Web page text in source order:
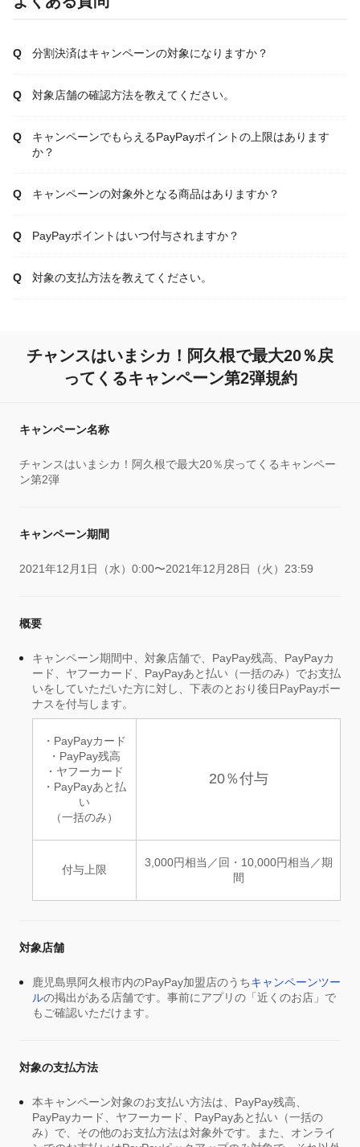
分割決済はキャンペーンの対象になりますか？
対象店舗の確認方法を教えてください。
キャンペーンでもらえるPayPayポイントの上限はあります
か？
キャンペーンの対象外となる商品はありますか？
PayPayポイントはいつ付与されますか？
対象の支払方法を教えてください。
チャンスはいまシカ！阿久根で最大20％戻
ってくるキャンペーン第2弾規約
キャンペーン名称
チャンスはいまシカ！阿久根で最大20％戻ってくるキャンペー
ン第2弾
キャンペーン期間
2021年12月1日（水）0:00〜2021年12月28日（火）23:59
概要
キャンペーン期間中、対象店舗で、PayPay残高、PayPayカ
ード、ヤフーカード、PayPayあと払い（一括のみ）でお支払
いをしていただいた方に対し、下表のとおり後日PayPayボー
ナスを付与します。
・PayPayカード
・PayPay残高
・ヤフーカード
・PayPayあと払
い
（一括のみ）
20％付与
付与上限
3,000円相当／回・10,000円相当／期
間
対象店舗
鹿児島県阿久根市内のPayPay加盟店のうちキャンペーンツー
ルの掲出がある店舗です。事前にアプリの「近くのお店」で
もご確認いただけます。
対象の支払方法
本キャンペーン対象のお支払い方法は、PayPay残高、
PayPayカード、ヤフーカード、PayPayあと払い（一括の
み）で、その他のお支払方法は対象外です。また、オンライ